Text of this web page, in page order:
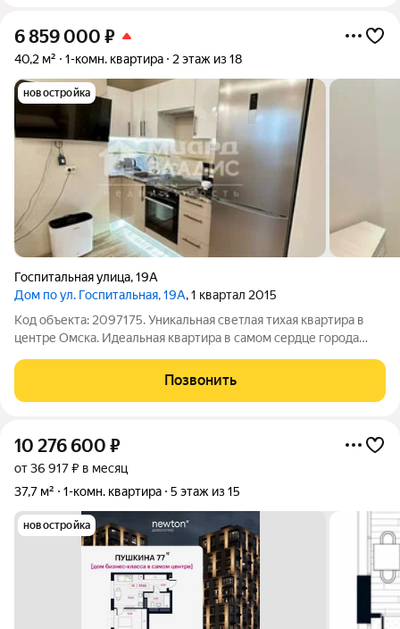
6 859 000 ₽
40,2 м² 1-комн. квартира 2 этаж из 18
новостройка
Госпитальная улица,19А
Дом по ул. Госпитальная, 19А, 1 квартал 2015
Код объекта: 2097175. Уникальная светлая тихая квартира в
центре Омска. Идеальная квартира в самом сердце города
отличная планировка 40,2 м. Отличное сочетание комфорта и
Позвонить
10 276 600 ₽
от 36 917 ₽ в месяц
37,7 м²
1-комн. квартира 5 этаж из 15
новостройка